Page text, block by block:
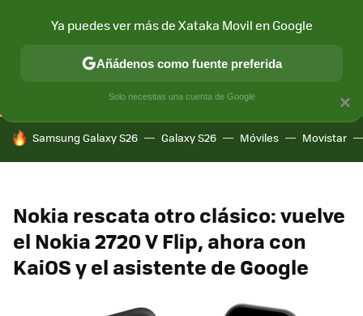
CONECTIVIDAD MÓVIL Y SOCIEDAD APLICACIONES
HOY SE HABLA DE
Samsung Galaxy S26 Galaxy S26 Móviles Movistar
Nokia rescata otro clásico: vuelve
el Nokia 2720 V Flip, ahora con
KaiOS y el asistente de Google
×
Ya puedes ver más de Xataka Movil en Google
Añádenos como fuente preferida
Solo necesitas una cuenta de Google